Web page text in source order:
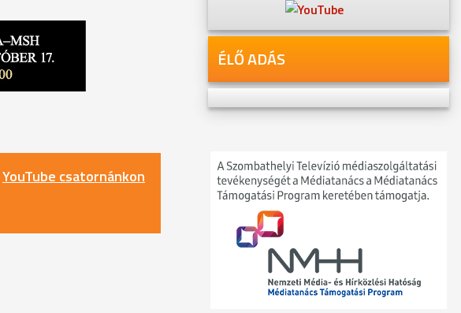
YouTube csatornánkon
ÉLŐ ADÁS